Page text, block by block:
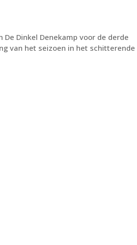
Dinkel Denekamp voor de derde
van het seizoen in het schitterende